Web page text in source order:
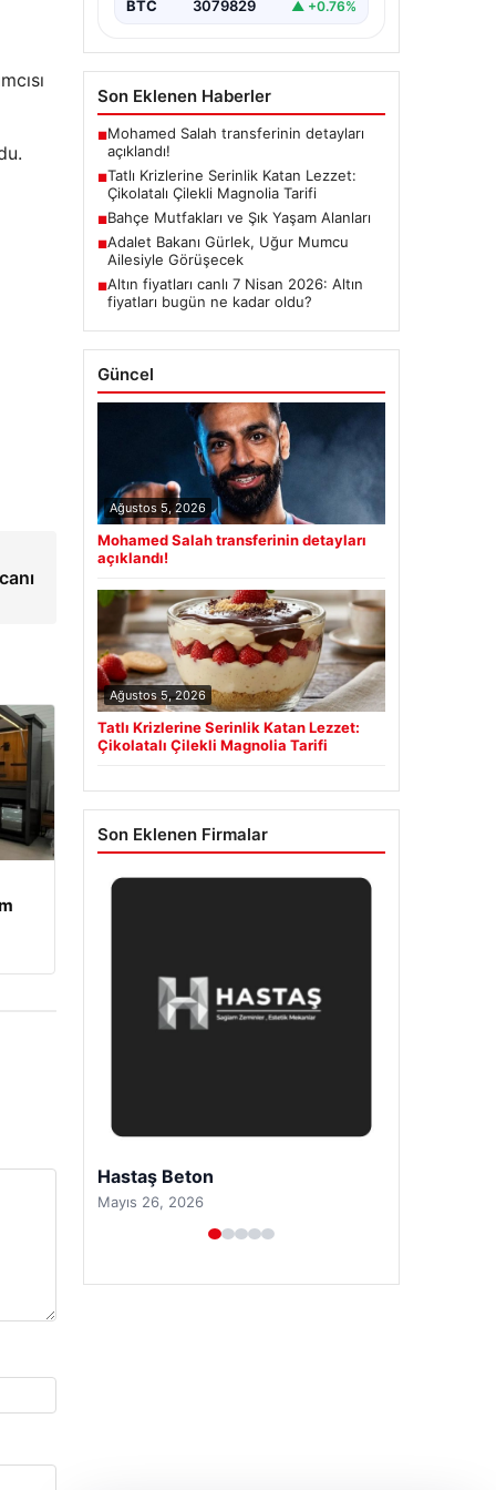
BTC 3079829 ▲ +0.76%
Son Eklenen Haberler
■Mohamed Salah transferinin detayları
açıklandı!
■Tatlı Krizlerine Serinlik Katan Lezzet:
Çikolatalı Çilekli Magnolia Tarifi
■Bahçe Mutfakları ve Şık Yaşam Alanları
■Adalet Bakanı Gürlek, Uğur Mumcu
Ailesiyle Görüşecek
■Altın fiyatları canlı 7 Nisan 2026: Altın
fiyatları bugün ne kadar oldu?
Güncel
Ağustos 5, 2026
Mohamed Salah transferinin detayları
açıklandı!
Ağustos 5, 2026
Tatlı Krizlerine Serinlik Katan Lezzet:
Çikolatalı Çilekli Magnolia Tarifi
Son Eklenen Firmalar
Prenses Night Club
Nisan 29, 2026